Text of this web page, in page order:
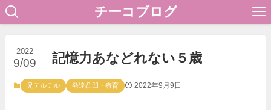
チーコブログ
記憶力あなどれない５歳
2022
9/09
兄テルテル 発達凸凹・療育 2022年9月9日